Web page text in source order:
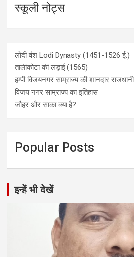
स्कूली नोट्स
लोदी वंश Lodi Dynasty (1451-1526 ई.)
तालीकोटा की लड़ाई (1565)
हम्पी विजयनगर साम्राज्य की शानदार राजधानी
विजय नगर साम्राज्य का इतिहास
जौहर और साका क्या है?
Popular Posts
इन्हें भी देखें